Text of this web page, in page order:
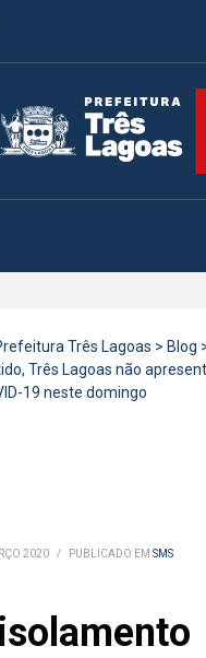
Três Lagoas > Blog
Três Lagoas não
19 neste domingo
2020 / PUBLICADO EM SMS